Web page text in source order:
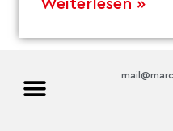
Weiterlesen »